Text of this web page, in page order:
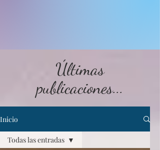
Últimas
publicaciones...
Inicio
Todas las entradas